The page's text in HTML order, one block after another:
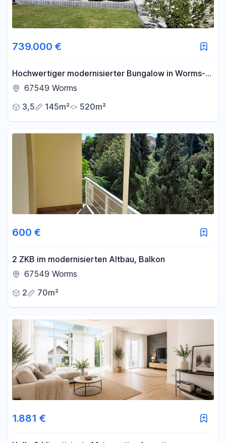
739.000 €
Hochwertiger modernisierter Bungalow in Worms-
Neuhausen
67549 Worms
3,5
145m² 520m²
600 €
2 ZKB im modernisierten Altbau, Balkon
67549 Worms
2
70m²
1.881 €